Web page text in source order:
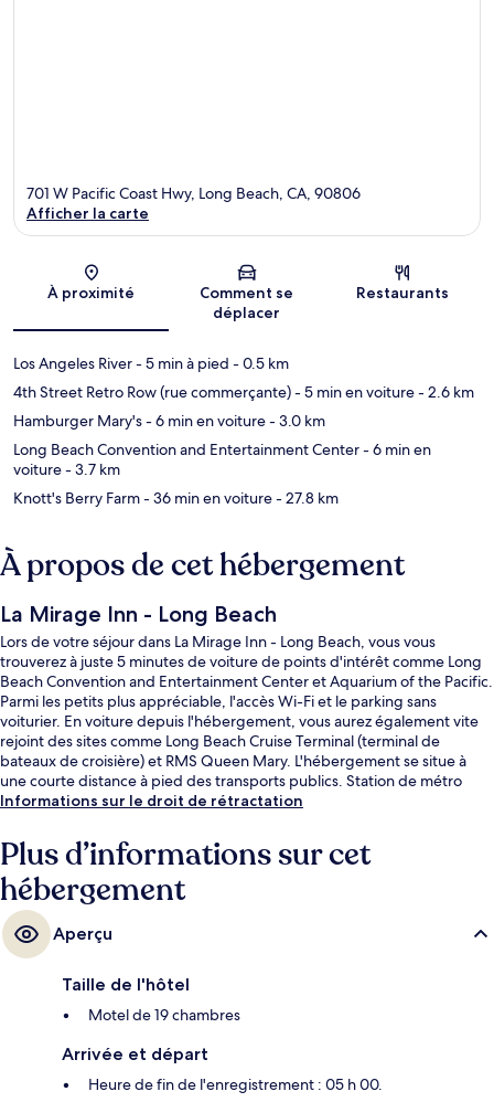
Carte
701 W Pacific Coast Hwy, Long Beach, CA, 90806
Afficher la carte
À proximité
Comment se
déplacer
Restaurants
Los Angeles River- 5 min à pied - 0.5 km
4th Street Retro Row (rue commerçante)- 5 min en voiture- 2.6 km
Hamburger Mary's- 6 min en voiture- 3.0 km
Long Beach Convention and Entertainment Center- 6 min en
voiture- 3.7 km
Knott's Berry Farm- 36 min en voiture- 27.8 km
À propos de cet hébergement
La Mirage Inn - Long Beach
Lors de votre séjour dans La Mirage Inn - Long Beach, vous vous
trouverez à juste 5 minutes de voiture de points d'intérêt comme Long
Beach Convention and Entertainment Center et Aquarium of the Pacific.
Parmi les petits plus appréciable, l'accès Wi-Fi et le parking sans
voiturier. En voiture depuis l'hébergement, vous aurez également vite
rejoint des sites comme Long Beach Cruise Terminal (terminal de
bateaux de croisière) et RMS Queen Mary. L'hébergement se situe à
une courte distance à pied des transports publics. Station de métro
Pacific Coast Highway se trouve à 14 min à peine.
Informations sur le droit de rétractation
Plus d’informations sur cet
hébergement
Aperçu
Taille de l'hôtel
Motel de 19 chambres
Arrivée et départ
Heure de fin de l'enregistrement : 05 h 00.